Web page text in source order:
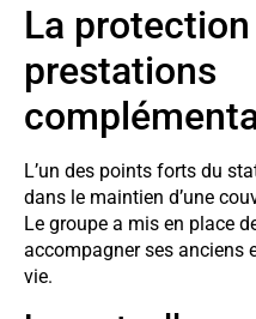
La
prestations
L’un des points forts du
dans le maintien d’une
Le groupe a mis en place
accompagner ses anciens
vie.